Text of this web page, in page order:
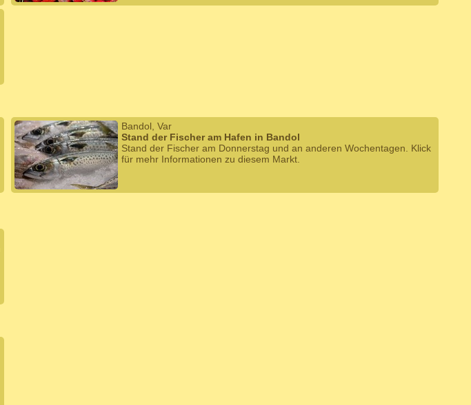
Bandol, Var
Stand der Fischer am Hafen in Bandol
Stand der Fischer am Donnerstag und an anderen Wochentagen. Klick
für mehr Informationen zu diesem Markt.